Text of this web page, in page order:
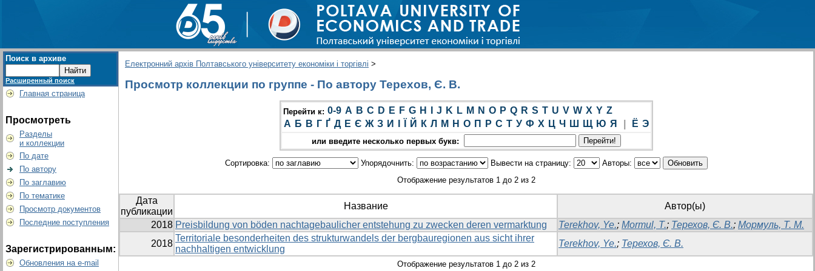
Поиск в архиве
Расширенный поиск
Главная страница
Просмотреть
Разделы
и коллекции
По дате
По автору
По заглавию
По тематике
Просмотр документов
Последние поступления
Зарегистрированным:
Обновления на e-mail
Електронний архів Полтавського університету економіки і торгівлі >
Просмотр коллекции по группе - По автору Терехов, Є. В.
Перейти к: 0-9 A B C D E F G H J K L M N O P Q R S T U V W X Y Z
А Б В Г Ґ Д Е Є Ж З И Й К Л М Н О П Р С Т У Ф Х Ц Ч Ш Щ Ю Я Ё Э
или введите несколько первых букв:
Сортировка: Упорядочнить: Вывести на страницу:
Авторы:
Отображение результатов 1 до 2 из 2
Дата
публикации
Название
Автор(ы)
2018 Preisbildung von böden nachtagebaulicher entstehung zu zwecken deren vermarktung Terekhov, Ye.; Mormul, T.; Терехов, Є. В.; Мормуль, Т. М.
2018
Territoriale besonderheiten des strukturwandels der bergbauregionen aus sicht ihrer
nachhaltigen entwicklung
Terekhov, Ye.; Терехов, Є. В.
Отображение результатов 1 до 2 из 2